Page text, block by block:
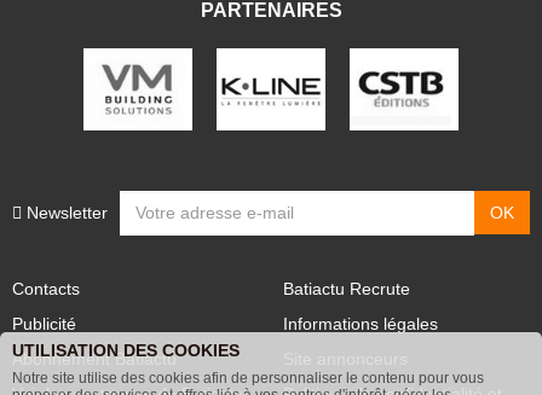
Publicité
Abonnement Batiactu
Site annonceurs
UTILISATION DES COOKIES
Notre site utilise des cookies afin de personnaliser le contenu pour vous